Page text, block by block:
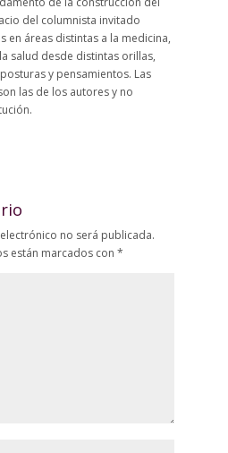
del columnista invitado
en áreas distintas a la medicina,
salud desde distintas orillas,
y pensamientos. Las
las de los autores y no
no será publicada.
están marcados con *